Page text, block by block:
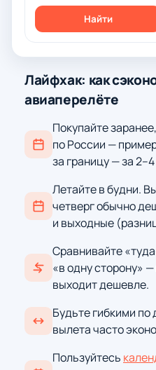
Найти
Лайфхак: как
авиаперелёте
Покупайте
по России —
за границу — за
Летайте в будни.
четверг обычно
и выходные
Сравнивайте
«в одну сторону»
выходит дешевле.
Будьте гибкими по
вылета часто
Пользуйтесь